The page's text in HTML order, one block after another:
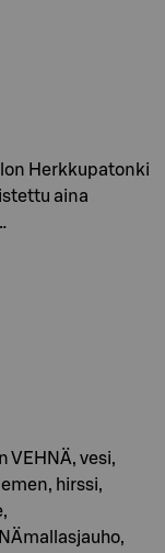
Herkkupatonki
aina
VEHNÄ, vesi,
hirssi,